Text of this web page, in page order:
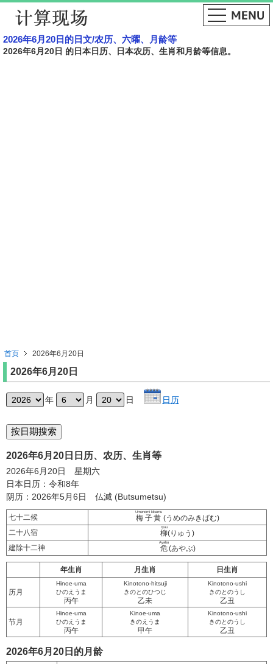
2026年6月20日的日文​​/农历、六曜、月龄等
2026年6月20日 的日本日历、日本农历、生肖和月龄等信息。
首页 2026年6月20日
2026年6月20日
年 月 日 日历
2026年6月20日日历、农历、生肖等
2026年6月20日 星期六
日本日历：令和8年
阴历：2026年5月6日 仏滅 (Butsumetsu)
七十二候 梅子黄
Umenomi kibamu
(うめのみきばむ)
二十八宿
柳
ryuu
(りゅう)
建除十二神
危
Ayabu
(あやぶ)
年生肖 月生肖 日生肖
历月
Hinoe-uma
ひのえうま
丙午
Kinotono-hitsuji
きのとのひつじ
乙未
Kinotono-ushi
きのとのうし
乙丑
节月
Hinoe-uma
ひのえうま
丙午
Kinoe-uma
きのえうま
甲午
Kinotono-ushi
きのとのうし
乙丑
2026年6月20日的月龄